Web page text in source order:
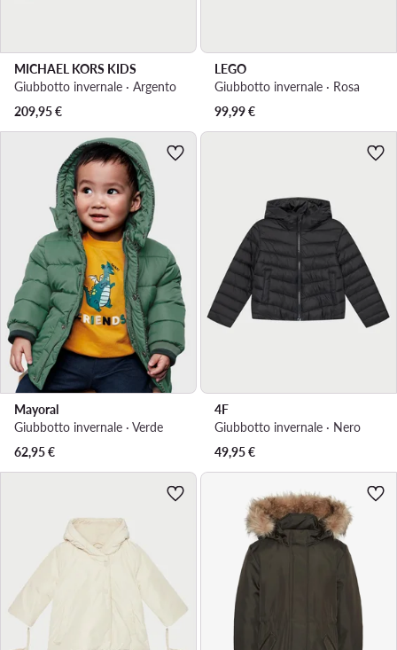
MICHAEL KORS KIDS
Giubbotto invernale · Argento
209,95€
LEGO
Giubbotto invernale · Rosa
99,99€
Mayoral
Giubbotto invernale · Verde
62,95€
4F
Giubbotto invernale · Nero
49,95€